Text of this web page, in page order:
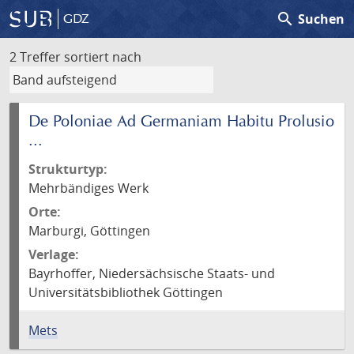
GDZ search Suchen
2 Treffer sortiert nach
De Poloniae Ad Germaniam Habitu Prolusio
...
Strukturtyp:
Mehrbändiges Werk
Orte:
Marburgi, Göttingen
Verlage:
Bayrhoffer, Niedersächsische Staats- und
Universitätsbibliothek Göttingen
Mets